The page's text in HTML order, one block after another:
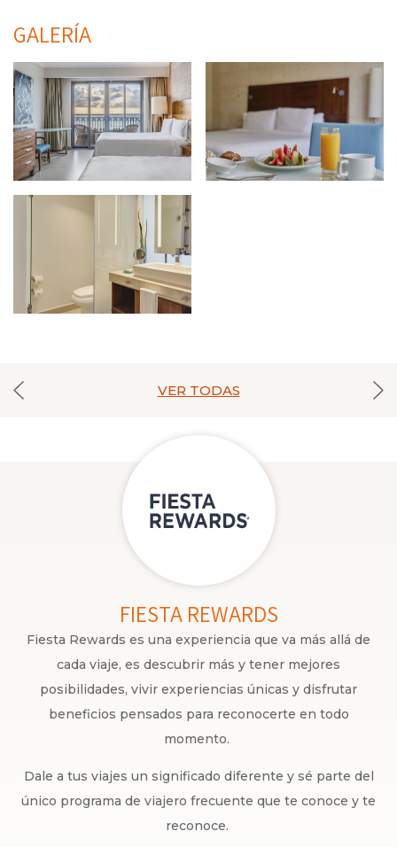
GALERÍA
VER TODAS
FIESTA REWARDS
Fiesta Rewards es una experiencia que va más allá de
cada viaje, es descubrir más y tener mejores
posibilidades, vivir experiencias únicas y disfrutar
beneficios pensados para reconocerte en todo
momento.
Dale a tus viajes un significado diferente y sé parte del
único programa de viajero frecuente que te conoce y te
reconoce.